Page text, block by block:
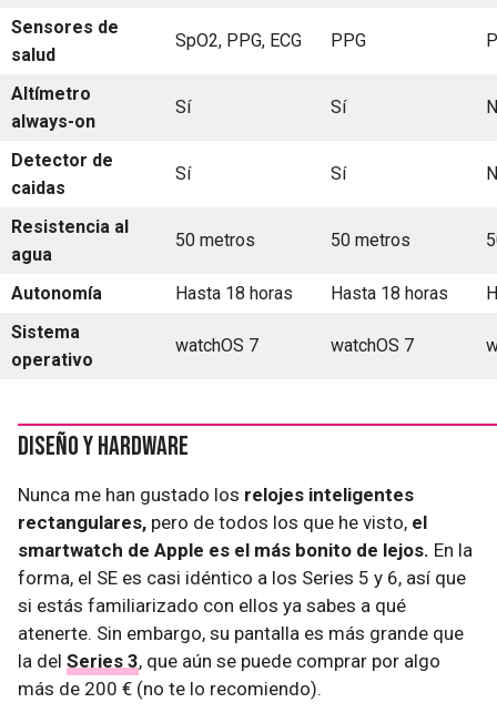
Sensores de
salud
SpO2, PPG, ECG PPG
Altímetro
always-on
Sí Sí
Detector de
caidas
Sí Sí
Resistencia al
agua
50 metros 50 metros
Autonomía Hasta 18 horas Hasta 18 horas
Sistema
operativo
watchOS 7 watchOS 7
Diseño y hardware
Nunca me han gustado los relojes inteligentes
rectangulares, pero de todos los que he visto, el
smartwatch de Apple es el más bonito de lejos. En la
forma, el SE es casi idéntico a los Series 5 y 6, así que
si estás familiarizado con ellos ya sabes a qué
atenerte. Sin embargo, su pantalla es más grande que
la del Series 3, que aún se puede comprar por algo
más de 200 € (no te lo recomiendo).